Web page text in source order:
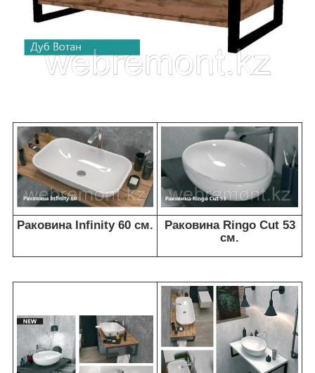
Раковина Infinity 60 см.
Раковина Ringo Cut 53
см.